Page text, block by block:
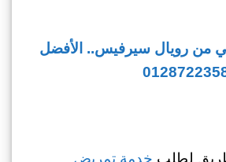
من رويال سيرفيس.. الأفضل
لطلب خدمة تمريض